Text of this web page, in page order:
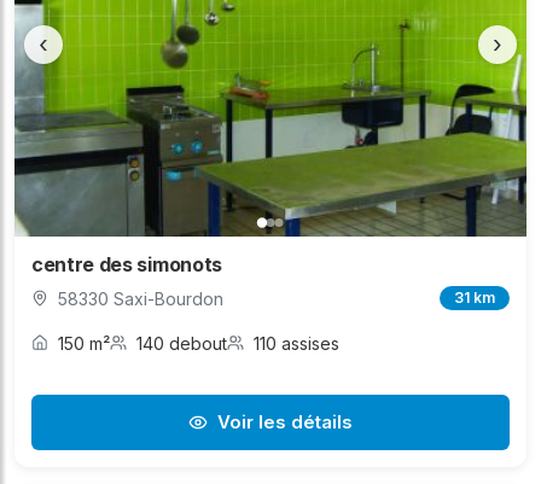
‹ ›
centre des simonots
58330 Saxi-Bourdon 31 km
150 m² 140 debout 110 assises
Voir les détails